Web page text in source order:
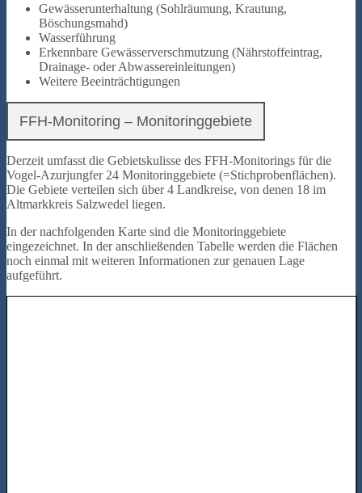
Gewässerunterhaltung (Sohlräumung, Krautung,
Böschungsmahd)
Wasserführung
Erkennbare Gewässerverschmutzung (Nährstoffeintrag,
Drainage- oder Abwassereinleitungen)
Weitere Beeinträchtigungen
FFH-Monitoring – Monitoringgebiete
Derzeit umfasst die Gebietskulisse des FFH-Monitorings für die
Vogel-Azurjungfer 24 Monitoringgebiete (=Stichprobenflächen).
Die Gebiete verteilen sich über 4 Landkreise, von denen 18 im
Altmarkkreis Salzwedel liegen.
In der nachfolgenden Karte sind die Monitoringgebiete
eingezeichnet. In der anschließenden Tabelle werden die Flächen
noch einmal mit weiteren Informationen zur genauen Lage
aufgeführt.